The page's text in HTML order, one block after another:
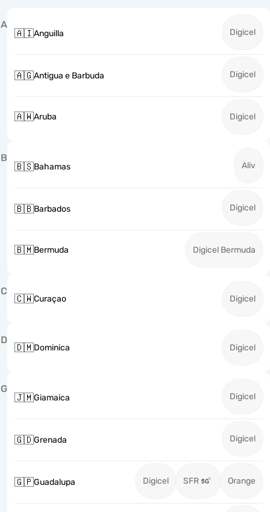
A
🇦🇮Anguilla Digicel
🇦🇬Antigua e Barbuda Digicel
🇦🇼Aruba Digicel
B
🇧🇸Bahamas Aliv
🇧🇧Barbados Digicel
🇧🇲Bermuda Digicel Bermuda
C
🇨🇼Curaçao Digicel
D
🇩🇲Dominica Digicel
G
🇯🇲Giamaica Digicel
🇬🇩Grenada Digicel
🇬🇵Guadalupa Digicel SFR Orange